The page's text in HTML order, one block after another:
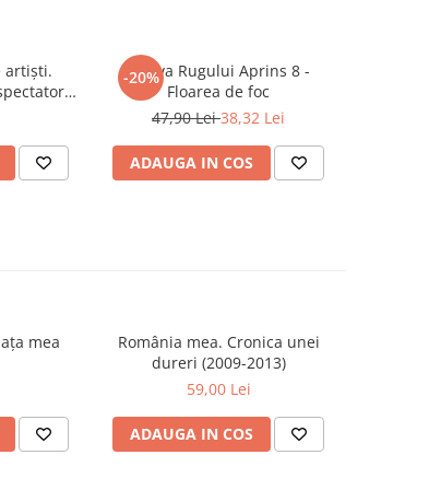
artiști.
-20%
Arhiva Rugului Aprins 8 -
Floarea de foc
47,90 Lei38,32 Lei
ADAUGA IN COS
mea
România mea. Cronica unei
dureri (2009-2013)
59,00 Lei
ADAUGA IN COS